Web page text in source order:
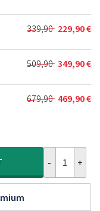
129,90 €.
89,90 €.
prix
initial
était :
259,90 €.
prix
actuel
est :
179,90 €.
339,90
Le
prix
initial
était :
339,90 €.
229,90€
Le
prix
actuel
est :
229,90 €.
509,90
Le
prix
initial
était :
349,90€
Le
prix
actuel
est :
679,90
Le
679,90 €.
469,90€
Le
469,90 €.